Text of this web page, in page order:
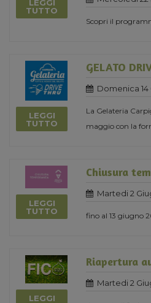
LEGGI
TUTTO
Scopri il
LEGGI
TUTTO
GELATO
Domenica 14
La Gelateria
maggio con la
LEGGI
TUTTO
Chiusura
Martedi 2
fino al 13 giugno
LEGGI
Riapertura
Martedi 2